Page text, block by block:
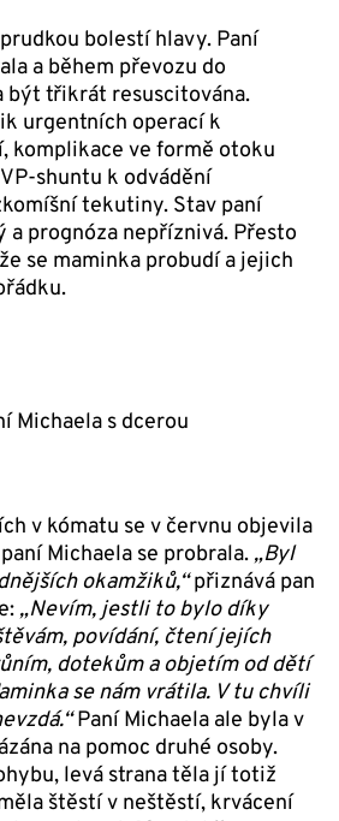
bolestí hlavy. Paní
a během převozu do
být třikrát resuscitována.
urgentních operací k
komplikace ve formě otoku
shuntu k odvádění
tekutiny. Stav paní
a prognóza nepříznivá. Přesto
se maminka probudí a jejich
v kómatu se v červnu objevila
Michaela se probrala. „Byl
okamžiků,“přiznává pan
„Nevím, jestli to bylo díky
povídání, čtení jejích
dotekům a objetím od dětí
se nám vrátila. V tu chvíli
“Paní Michaela ale byla v
na pomoc druhé osoby.
levá strana těla jí totiž
štěstí v neštěstí, krvácení